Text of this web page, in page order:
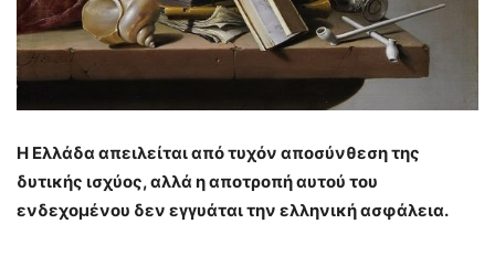
Η Ελλάδα απειλείται από τυχόν αποσύνθεση της
δυτικής ισχύος, αλλά η αποτροπή αυτού του
ενδεχομένου δεν εγγυάται την ελληνική ασφάλεια.